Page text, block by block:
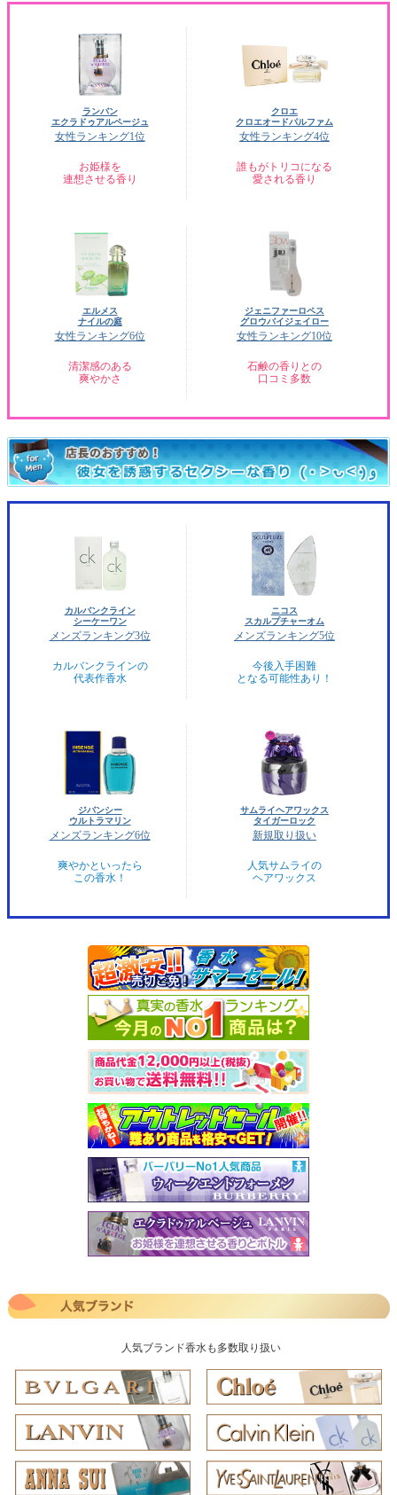
ランバン
エクラドゥアルページュ
女性ランキング1位
お姫様を
連想させる香り
クロエ
クロエオードパルファム
女性ランキング4位
誰もがトリコになる
愛される香り
エルメス
ナイルの庭
女性ランキング6位
清潔感のある
爽やかさ
ジェニファーロペス
グロウバイジェイロー
女性ランキング10位
石鹸の香りとの
口コミ多数
カルバンクライン
シーケーワン
メンズランキング3位
カルバンクラインの
代表作香水
ニコス
スカルプチャーオム
メンズランキング5位
今後入手困難
となる可能性あり！
ジバンシー
ウルトラマリン
メンズランキング6位
爽やかといったら
この香水！
サムライヘアワックス
タイガーロック
新規取り扱い
人気サムライの
ヘアワックス
人気ブランド香水も多数取り扱い